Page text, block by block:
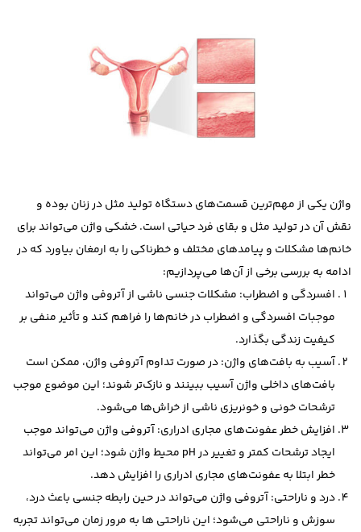
واژن یکی از مهم‌ترین قسمت‌های دستگاه تولید مثل در زنان بوده و
نقش آن در تولید مثل و بقای فرد حیاتی است.خشکی واژن می‌تواند برای
خانم‌ها مشکلات و پیامدهای مختلف و خطرناکی را به ارمغان بیاورد که در
ادامه به بررسی برخی از آن‌ها می‌پردازیم:
افسردگی و اضطراب: مشکلات جنسی ناشی از آتروفی واژن می‌تواند
موجبات افسردگی و اضطراب در خانم‌ها را فراهم کند و تأثیر منفی بر
کیفیت زندگی بگذارد.
آسیب به بافت‌های واژن: در صورت تداوم آتروفی واژن، ممکن است
بافت‌های داخلی واژن آسیب ببینند و نازک‌تر شوند؛ این موضوع موجب
ترشحات خونی و خونریزی ناشی از خراش‌ها می‌شود.
افزایش خطر عفونت‌های مجاری ادراری: آتروفی واژن می‌تواند موجب
ایجاد ترشحات کمتر و تغییر در pH محیط واژن شود؛ این امر می‌تواند
خطر ابتلا به عفونت‌های مجاری ادراری را افزایش دهد.
درد و ناراحتی: آتروفی واژن می‌تواند در حین رابطه جنسی باعث درد،
سوزش و ناراحتی می‌شود؛ این ناراحتی ‌ها به مرور زمان می‌تواند تجربه